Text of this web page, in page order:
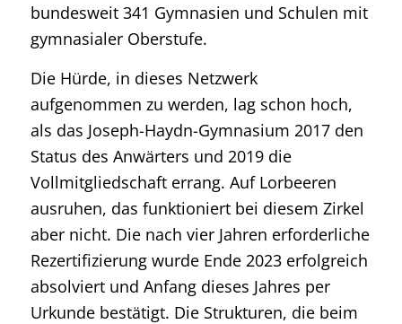
bundesweit 341 Gymnasien und Schulen mit
gymnasialer Oberstufe.
Die Hürde, in dieses Netzwerk
aufgenommen zu werden, lag schon hoch,
als das Joseph-Haydn-Gymnasium 2017 den
Status des Anwärters und 2019 die
Vollmitgliedschaft errang. Auf Lorbeeren
ausruhen, das funktioniert bei diesem Zirkel
aber nicht. Die nach vier Jahren erforderliche
Rezertifizierung wurde Ende 2023 erfolgreich
absolviert und Anfang dieses Jahres per
Urkunde bestätigt. Die Strukturen, die beim